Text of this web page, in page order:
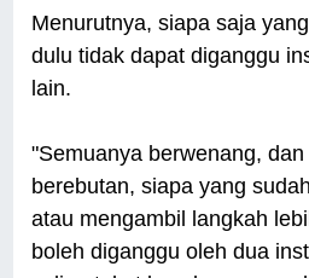
Menurutnya, siapa saja
dulu tidak dapat diganggu
lain.
"Semuanya berwenang,
berebutan, siapa yang
atau mengambil langkah
boleh diganggu oleh dua